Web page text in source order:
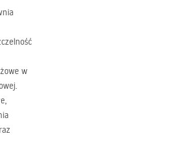
w